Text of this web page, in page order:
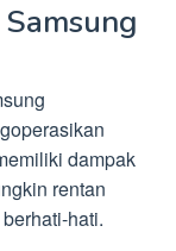
dampak
rentan
hati.